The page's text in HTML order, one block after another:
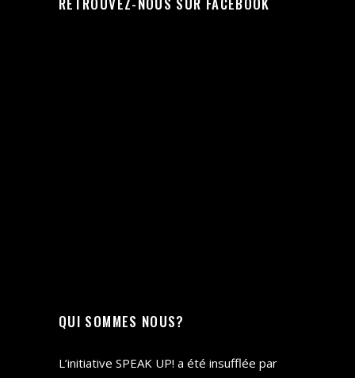
QUI SOMMES NOUS?
L’initiative SPEAK UP! a été insufflée par